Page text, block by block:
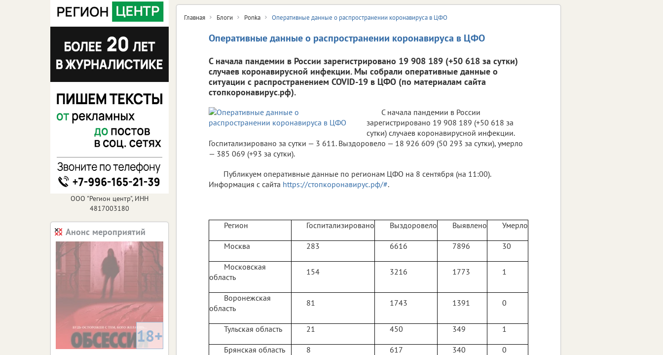
Главная Блоги Ponka Оперативные данные о распространении коронавируса в ЦФО
Оперативные данные о распространении коронавируса в ЦФО
С начала пандемии в России зарегистрировано 19 908 189 (+50 618 за сутки)
случаев коронавирусной инфекции. Мы собрали оперативные данные о
ситуации с распространением COVID-19 в ЦФО (по материалам сайта
стопкоронавирус.рф).
С начала пандемии в России
зарегистрировано 19 908 189 (+50 618 за
сутки) случаев коронавирусной инфекции.
Госпитализировано за сутки — 3 611. Выздоровело — 18 926 609 (50 293 за сутки), умерло
— 385 069 (+93 за сутки).
Публикуем оперативные данные по регионам ЦФО на 8 сентября (на 11:00).
Информация с сайта https://стопкоронавирус.рф/#.
Регион Госпитализировано Выздоровело Выявлено Умерло
Москва 283 6616 7896 30
Московская
область
154 3216 1773 1
Воронежская
область
81 1743 1391 0
Тульская область 21 450 349 1
Брянская область 8 617 340 0
ООО "Регион центр", ИНН
4817003180
Анонс мероприятий
18+